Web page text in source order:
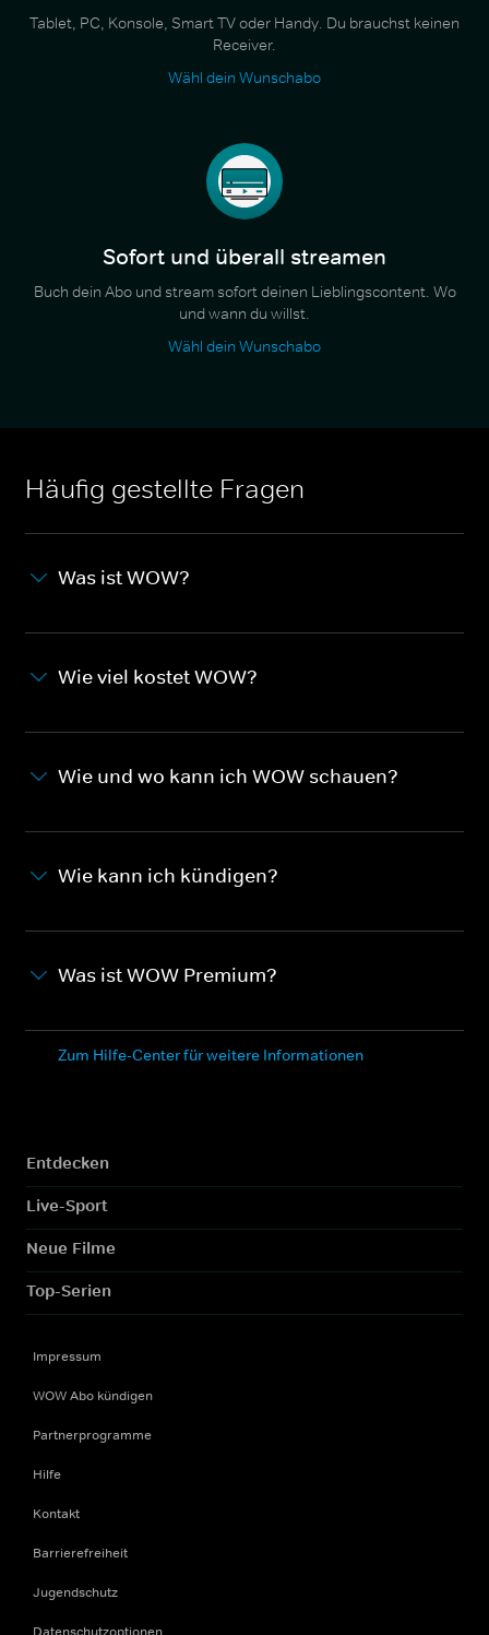
Tablet, PC, Konsole, Smart TV oder Handy. Du brauchst keinen
Receiver.
Wähl dein Wunschabo
Sofort und überall streamen
Buch dein Abo und stream sofort deinen Lieblingscontent. Wo
und wann du willst.
Wähl dein Wunschabo
Häufig gestellte Fragen
Was ist WOW?
Wie viel kostet WOW?
Wie und wo kann ich WOW schauen?
Wie kann ich kündigen?
Was ist WOW Premium?
Zum Hilfe-Center für weitere Informationen
Entdecken
Live-Sport
Neue Filme
Top-Serien
Impressum
WOW Abo kündigen
Partnerprogramme
Hilfe
Kontakt
Barrierefreiheit
Jugendschutz